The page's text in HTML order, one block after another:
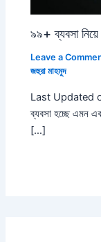
৯৯+ ব্যবসা
Leave a
জহুরা মাহমুদ
Last Updated
ব্যবসা হচ্ছে এমন
[…]